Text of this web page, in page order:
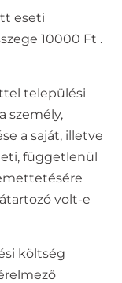
eseti
10000 Ft .
települési
személy,
a saját, illetve
függetlenül
volt-e
költség